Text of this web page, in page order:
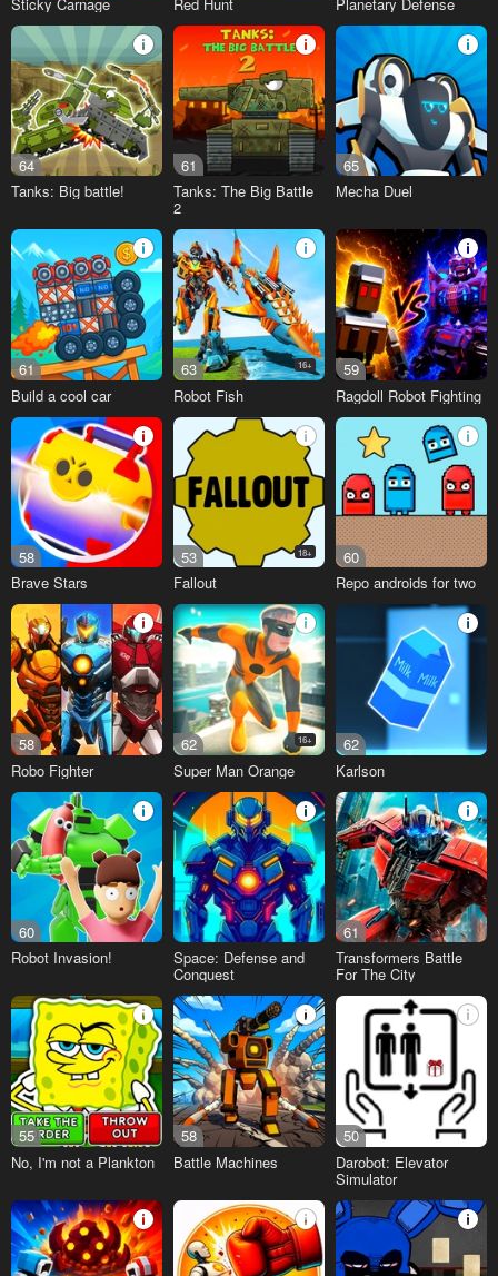
64
Tanks: Big battle!
61
Tanks: The Big Battle
2
65
Mecha Duel
61
Build a cool car
63 16+
Robot Fish
59
Ragdoll Robot Fighting
58
Brave Stars
53 18+
Fallout
60
Repo androids for two
58
Robo Fighter
62 16+
Super Man Orange
62
Karlson
60
Robot Invasion!
Space: Defense and
Conquest
61
Transformers Battle
For The City
55
No, I'm not a Plankton
58
Battle Machines
50
Darobot: Elevator
Simulator